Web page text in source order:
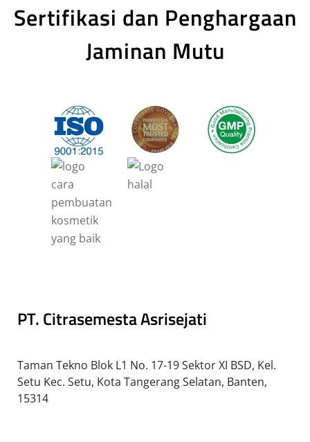
Sertifikasi dan Penghargaan
Jaminan Mutu
PT. Citrasemesta Asrisejati
Taman Tekno Blok L1 No. 17-19 Sektor XI BSD, Kel.
Setu Kec. Setu, Kota Tangerang Selatan, Banten,
15314